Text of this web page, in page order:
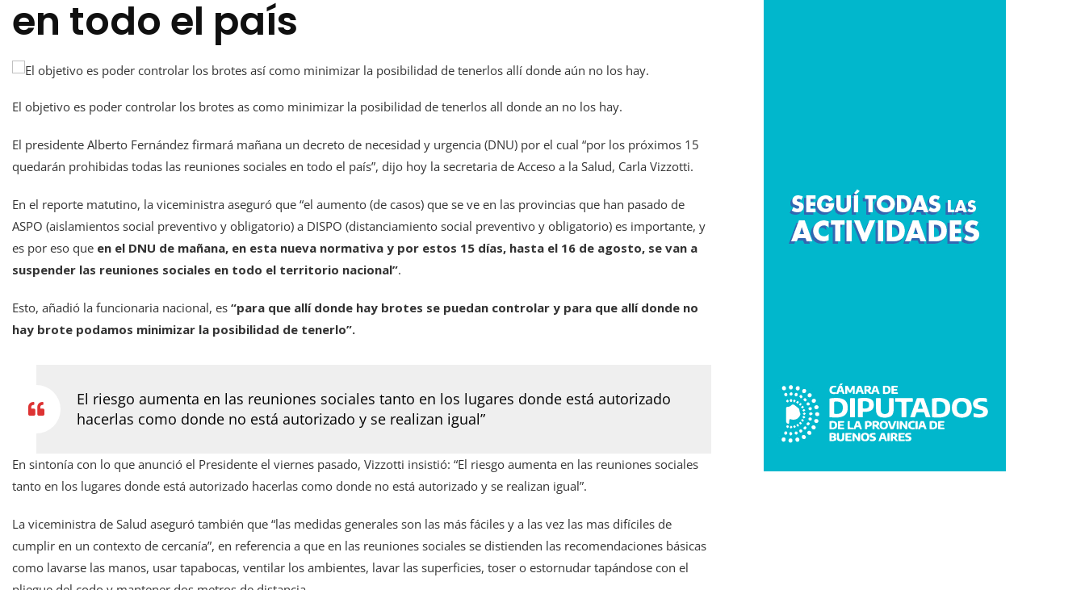
en todo el país
El objetivo es poder controlar los brotes as como minimizar la posibilidad de tenerlos all donde an no los hay.
El presidente Alberto Fernández firmará mañana un decreto de necesidad y urgencia (DNU) por el cual “por los próximos 15
quedarán prohibidas todas las reuniones sociales en todo el país”, dijo hoy la secretaria de Acceso a la Salud, Carla Vizzotti.
En el reporte matutino, la viceministra aseguró que “el aumento (de casos) que se ve en las provincias que han pasado de
ASPO (aislamientos social preventivo y obligatorio) a DISPO (distanciamiento social preventivo y obligatorio) es importante, y
es por eso que en el DNU de mañana, en esta nueva normativa y por estos 15 días, hasta el 16 de agosto, se van a
suspender las reuniones sociales en todo el territorio nacional”.
Esto, añadió la funcionaria nacional, es “para que allí donde hay brotes se puedan controlar y para que allí donde no
hay brote podamos minimizar la posibilidad de tenerlo”.
El riesgo aumenta en las reuniones sociales tanto en los lugares donde está autorizado
hacerlas como donde no está autorizado y se realizan igual”
En sintonía con lo que anunció el Presidente el viernes pasado, Vizzotti insistió: “El riesgo aumenta en las reuniones sociales
tanto en los lugares donde está autorizado hacerlas como donde no está autorizado y se realizan igual”.
La viceministra de Salud aseguró también que “las medidas generales son las más fáciles y a las vez las mas difíciles de
cumplir en un contexto de cercanía”, en referencia a que en las reuniones sociales se distienden las recomendaciones básicas
como lavarse las manos, usar tapabocas, ventilar los ambientes, lavar las superficies, toser o estornudar tapándose con el